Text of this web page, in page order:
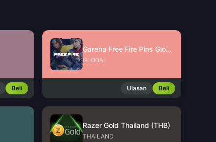
Beli
Garena Free Fire Pins Global
GLOBAL
Ulasan Beli
Razer Gold Thailand (THB)
THAILAND